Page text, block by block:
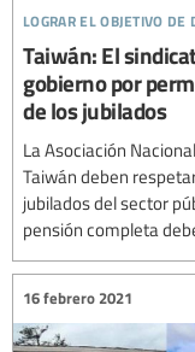
lograr el objetivo
Taiwán: El
gobierno por
de los jubilados
La Asociación
Taiwán deben
jubilados del sector
pensión completa
16 febrero 2021